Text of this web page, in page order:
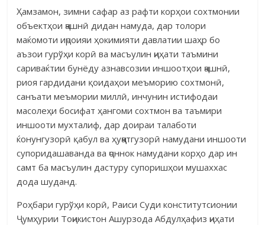
Ҳамзамон, зимни сафар аз рафти корҳои сохтмонии
объектҳои ҷашнӣ дидан намуда, дар толори
маќомоти иҷроияи ҳокимияти давлатии шаҳр бо
аъзои гурўҳи корӣ ва масъулин ҷиҳати таъмини
сариваќтии бунёду азнав­созии иншоотҳои ҷашнӣ,
риоя гардидани қоидаҳои меъморию сохтмонӣ,
санъати меъмории миллӣ, инчунин истифодаи
масолеҳи босифат ҳангоми сохтмон ва таъмири
иншооти мухталиф, дар доираи талаботи
ќонунгузорӣ қабул ва ҳуҷҷатгузорӣ намудани иншооти
супоридашаванда ва ҷоннок намудани корҳо дар ин
самт ба масъулин дастуру супоришҳои мушаххас
дода шуданд.
Роҳбари гурўҳи корӣ, Раиси Суди конститутсионии
Ҷумҳурии Тоҷи­кистон Ашурзода Абдулҳафиз ҷиҳати